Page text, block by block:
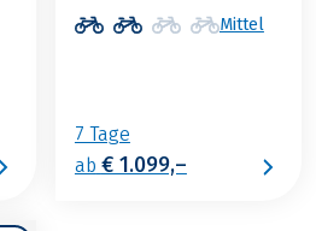
Mittel
7 Tage
ab € 1.099,–